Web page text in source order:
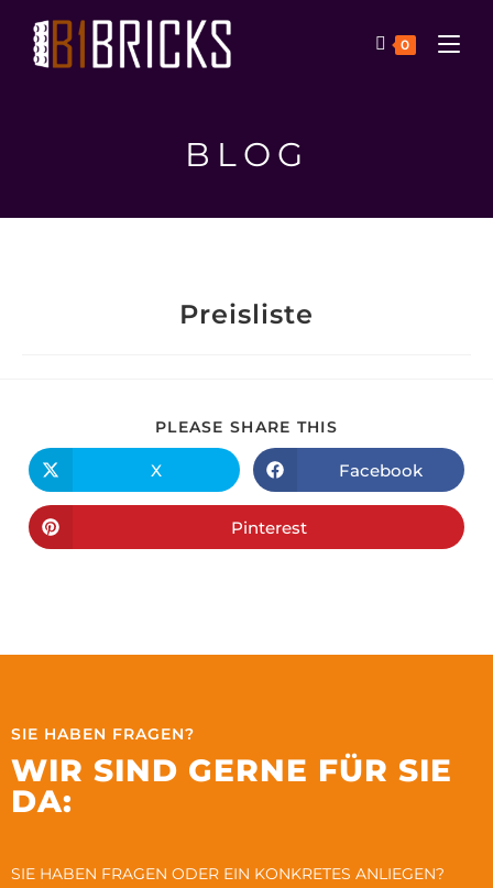
0
BLOG
Preisliste
PLEASE SHARE THIS
X Facebook
Pinterest
SIE HABEN FRAGEN?
WIR SIND GERNE FÜR SIE
DA:
SIE HABEN FRAGEN ODER EIN KONKRETES ANLIEGEN?